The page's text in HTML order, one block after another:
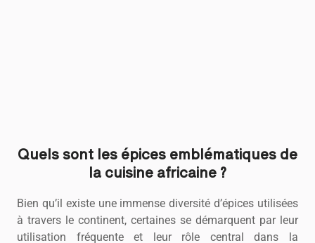
Quels sont les épices emblématiques de
la cuisine africaine ?
Bien qu’il existe une immense diversité d’épices utilisées
à travers le continent, certaines se démarquent par leur
utilisation fréquente et leur rôle central dans la